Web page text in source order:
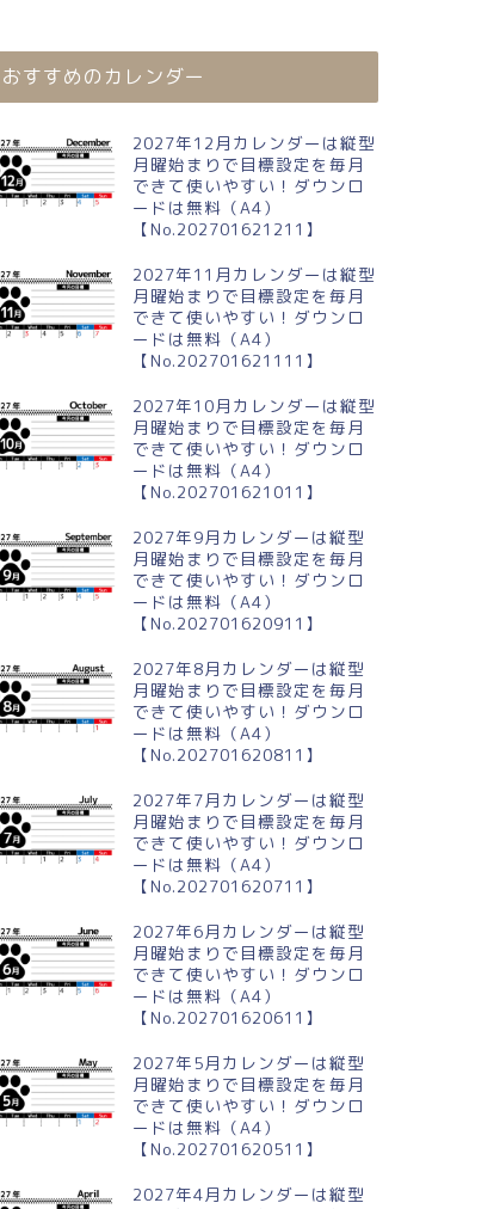
おすすめのカレンダー
2027年12月カレンダーは縦型
月曜始まりで目標設定を毎月
できて使いやすい！ダウンロ
ードは無料（A4）
【No.202701621211】
2027年11月カレンダーは縦型
月曜始まりで目標設定を毎月
できて使いやすい！ダウンロ
ードは無料（A4）
【No.202701621111】
2027年10月カレンダーは縦型
月曜始まりで目標設定を毎月
できて使いやすい！ダウンロ
ードは無料（A4）
【No.202701621011】
2027年9月カレンダーは縦型
月曜始まりで目標設定を毎月
できて使いやすい！ダウンロ
ードは無料（A4）
【No.202701620911】
2027年8月カレンダーは縦型
月曜始まりで目標設定を毎月
できて使いやすい！ダウンロ
ードは無料（A4）
【No.202701620811】
2027年7月カレンダーは縦型
月曜始まりで目標設定を毎月
できて使いやすい！ダウンロ
ードは無料（A4）
【No.202701620711】
2027年6月カレンダーは縦型
月曜始まりで目標設定を毎月
できて使いやすい！ダウンロ
ードは無料（A4）
【No.202701620611】
2027年5月カレンダーは縦型
月曜始まりで目標設定を毎月
できて使いやすい！ダウンロ
ードは無料（A4）
【No.202701620511】
2027年4月カレンダーは縦型